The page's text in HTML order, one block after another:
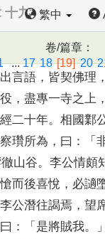
十九 繁中
卷/篇章：
...17 18 [19] 20
也。 一說伊僧差
土而食——，云
云好食僧之殘食，
言語 ， 皆契佛理
，盡專一寺之上
二十年。相國鄴
瓚所為 ， 曰 ：「
山谷。李公情頗
而後喜悅 ， 必讁
李公潛往謁焉 ，望
：「 是將賊我。